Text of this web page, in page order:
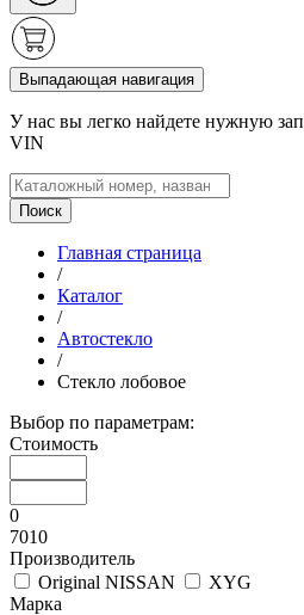
Выпадающая навигация
У нас вы легко найдете нужную
VIN
Поиск
Главная страница
/
Каталог
/
Автостекло
/
Стекло лобовое
Выбор по параметрам:
Стоимость
0
7010
Производитель
Original NISSAN
XYG
Марка